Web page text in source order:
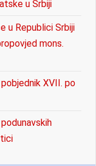
u Srbiji
u Republici Srbiji
mons.
XVII. po